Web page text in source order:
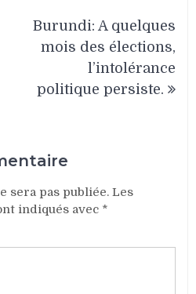
Burundi: A quelques
mois des élections,
l’intolérance
politique persiste.
sera pas publiée. Les
indiqués avec *